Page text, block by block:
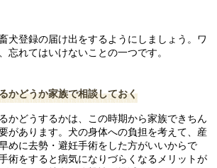
犬登録の届け出をするようにしましょう。ワ
忘れてはいけないことの一つです。
かどうか家族で相談しておく
かどうするかは、この時期から家族できちん
があります。犬の身体への負担を考えて、産
めに去勢・避妊手術をした方がいいからで
術をすると病気になりづらくなるメリットが